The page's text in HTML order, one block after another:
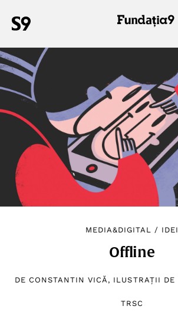
MEDIA&DIGITAL / IDEI
Offline
DE CONSTANTIN VICĂ , ILUSTRAȚII DE
TRSC